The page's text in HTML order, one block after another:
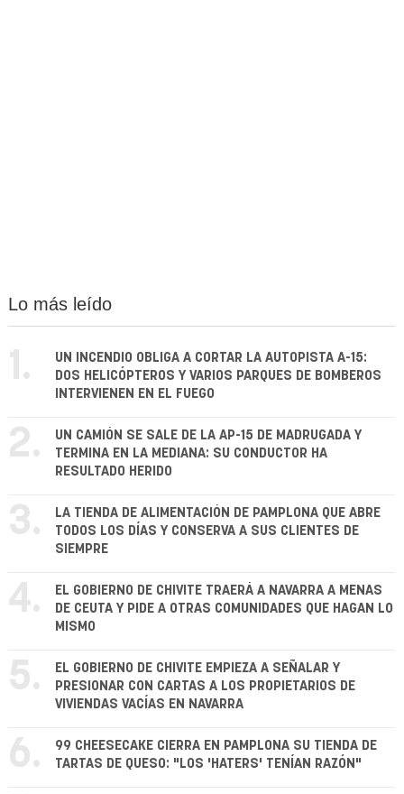
Lo más leído
1.
UN INCENDIO OBLIGA A CORTAR LA AUTOPISTA A-15:
DOS HELICÓPTEROS Y VARIOS PARQUES DE BOMBEROS
INTERVIENEN EN EL FUEGO
2.
UN CAMIÓN SE SALE DE LA AP-15 DE MADRUGADA Y
TERMINA EN LA MEDIANA: SU CONDUCTOR HA
RESULTADO HERIDO
3.
LA TIENDA DE ALIMENTACIÓN DE PAMPLONA QUE ABRE
TODOS LOS DÍAS Y CONSERVA A SUS CLIENTES DE
SIEMPRE
4.
EL GOBIERNO DE CHIVITE TRAERÁ A NAVARRA A MENAS
DE CEUTA Y PIDE A OTRAS COMUNIDADES QUE HAGAN LO
MISMO
5.
EL GOBIERNO DE CHIVITE EMPIEZA A SEÑALAR Y
PRESIONAR CON CARTAS A LOS PROPIETARIOS DE
VIVIENDAS VACÍAS EN NAVARRA
6.
99 CHEESECAKE CIERRA EN PAMPLONA SU TIENDA DE
TARTAS DE QUESO: "LOS 'HATERS' TENÍAN RAZÓN"